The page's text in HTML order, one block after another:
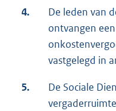
4.
De leden van
ontvangen
vastgelegd in
5.
De Sociale